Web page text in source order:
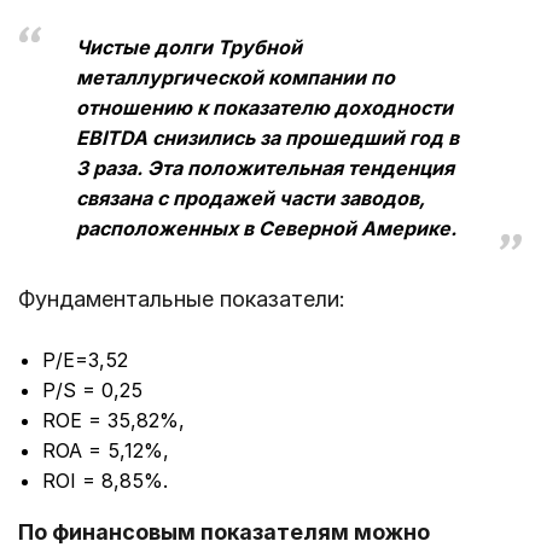
Чистые долги Трубной
металлургической компании по
отношению к показателю доходности
EBITDA снизились за прошедший год в
3 раза. Эта положительная тенденция
связана с продажей части заводов,
расположенных в Северной Америке.
Фундаментальные показатели:
Р/Е=3,52
P/S = 0,25
ROE = 35,82%,
ROA = 5,12%,
ROI = 8,85%.
По финансовым показателям можно